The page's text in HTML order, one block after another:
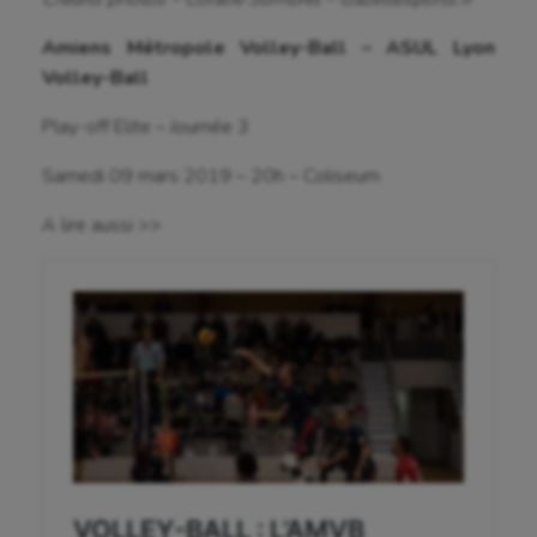
Gymnastique
Kayak-polo
Longue paume
Amiens Métropole Volley-Ball – ASUL Lyon
Volley-Ball
Play-off Elite – Journée 3
Samedi 09 mars 2019 – 20h – Coliseum
A lire aussi >>